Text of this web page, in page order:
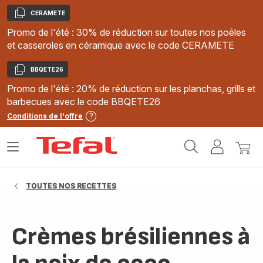
Copier
CERAMETE
Promo de l'été : 30% de réduction sur toutes nos poêles
et casseroles en céramique avec le code CERAMETE
Copier
BBQETE26
Promo de l'été : 20% de réduction sur les planchas, grills et
barbecues avec le code BBQETE26
Conditions de l'offre
MonMon
Ouvrir
TOUTES NOS RECETTES
Crèmes brésiliennes à